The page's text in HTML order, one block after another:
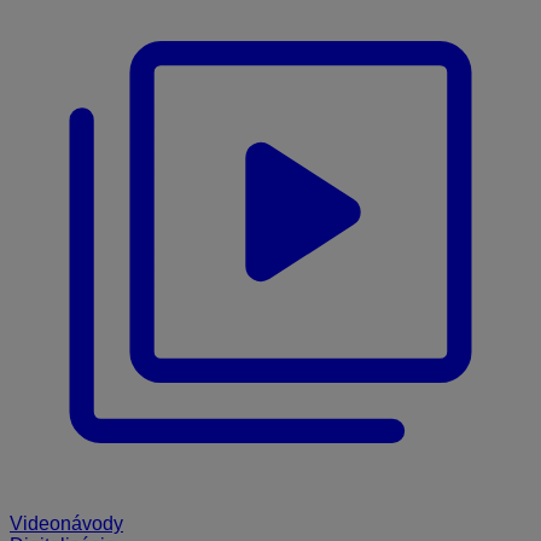
Videonávody